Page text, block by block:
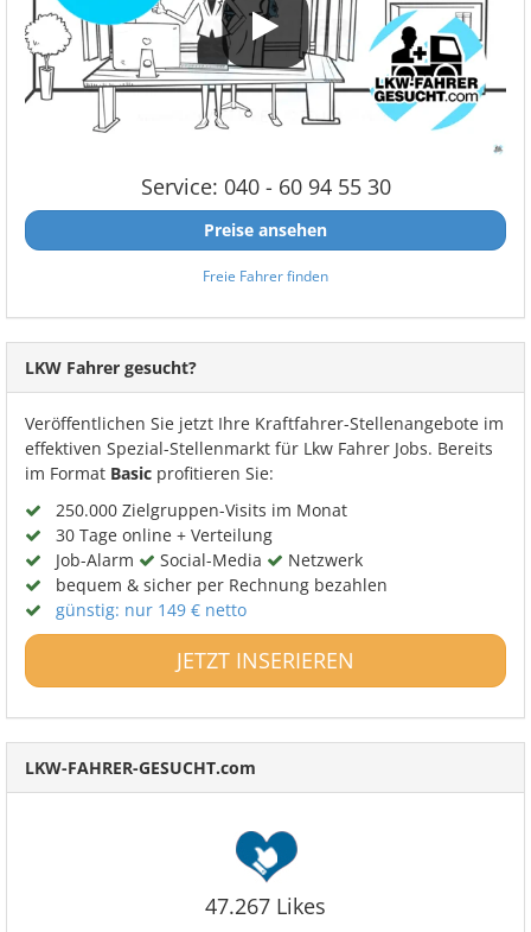
Service: 040 - 60 94 55 30
Preise ansehen
Freie Fahrer finden
LKW Fahrer gesucht?
Veröffentlichen Sie jetzt Ihre Kraftfahrer-Stellenangebote im
effektiven Spezial-Stellenmarkt für Lkw Fahrer Jobs. Bereits
im Format Basic profitieren Sie:
250.000 Zielgruppen-Visits im Monat
30 Tage online + Verteilung
Job-Alarm
Social-Media
Netzwerk
bequem & sicher per Rechnung bezahlen
günstig: nur 149 € netto
JETZT INSERIEREN
LKW-FAHRER-GESUCHT.com
47.267 Likes